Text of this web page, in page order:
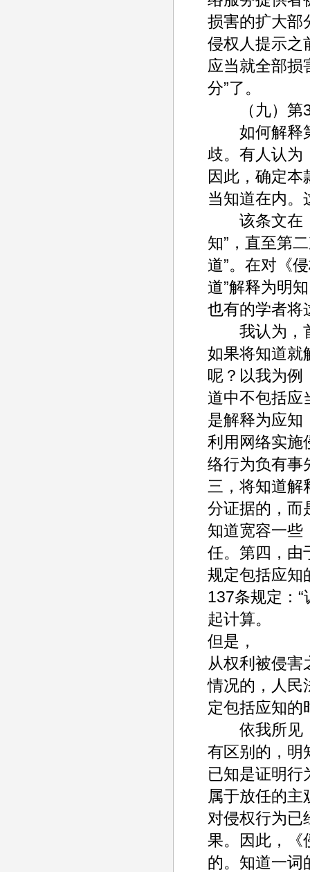
损害的扩大部
侵权人提示之
应当就全部损
分”了。
（九）第3
如何解释第
歧。有人认为
因此，确定本
当知道在内。
该条文在《
知”，直至第
道”。在对《
道”解释为明
也有的学者将
我认为，首
如果将知道就
呢？以我为例
道中不包括应
是解释为应知
利用网络实施
络行为负有事
三，将知道解
分证据的，而
知道宽容一些
任。第四，由
规定包括应知
137条规定：
起计算。
但是，
从权利被侵
情况的，人民
定包括应知的
依我所见，
有区别的，明
已知是证明行
属于放任的主
对侵权行为已
果。因此，《
的。知道一词